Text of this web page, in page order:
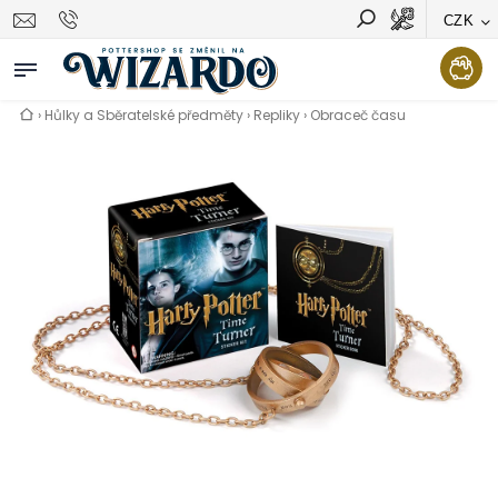
CZK
Vyhledávání Hledat
› Hůlky a Sběratelské předměty › Repliky › Obraceč času